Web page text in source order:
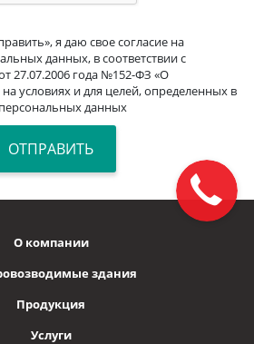
я даю свое согласие на
данных, в соответствии с
27.07.2006 года №152-ФЗ «О
условиях и для целей, определенных в
данных
О компании
здания
Продукция
Услуги